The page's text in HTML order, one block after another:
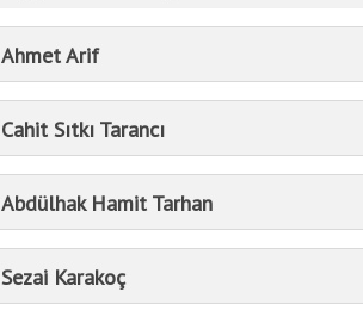
Ahmet Arif
Cahit Sıtkı Tarancı
Abdülhak Hamit Tarhan
Sezai Karakoç